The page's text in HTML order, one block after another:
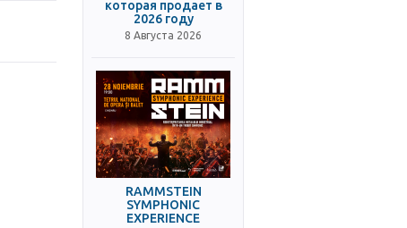
которая продает в
2026 году
8 Августа 2026
RAMMSTEIN
SYMPHONIC
EXPERIENCE